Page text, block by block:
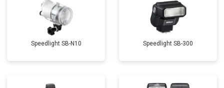
Speedlight SB-N10 Speedlight SB-300